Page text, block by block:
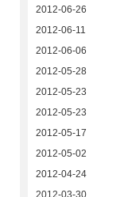
2012-06-26
2012-06-11
2012-06-06
2012-05-28
2012-05-23
2012-05-23
2012-05-17
2012-05-02
2012-04-24